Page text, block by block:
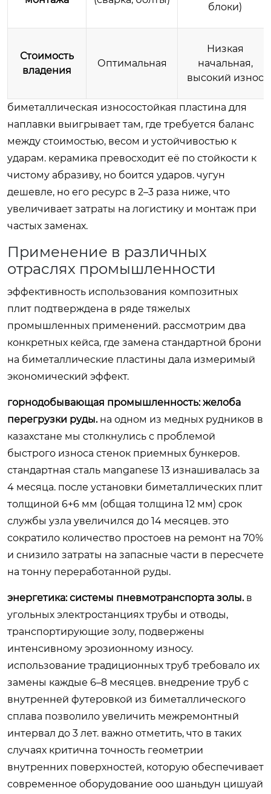
блоки)
Стоимость
владения
Оптимальная
Низкая
начальная,
высокий износ
биметаллическая износостойкая пластина для
наплавки выигрывает там, где требуется баланс
между стоимостью, весом и устойчивостью к
ударам. керамика превосходит её по стойкости к
чистому абразиву, но боится ударов. чугун
дешевле, но его ресурс в 2–3 раза ниже, что
увеличивает затраты на логистику и монтаж при
частых заменах.
Применение в различных
отраслях промышленности
эффективность использования композитных
плит подтверждена в ряде тяжелых
промышленных применений. рассмотрим два
конкретных кейса, где замена стандартной брони
на биметаллические пластины дала измеримый
экономический эффект.
горнодобывающая промышленность: желоба
перегрузки руды.на одном из медных рудников в
казахстане мы столкнулись с проблемой
быстрого износа стенок приемных бункеров.
стандартная сталь мanganese 13 изнашивалась за
4 месяца. после установки биметаллических плит
толщиной 6+6 мм (общая толщина 12 мм) срок
службы узла увеличился до 14 месяцев. это
сократило количество простоев на ремонт на 70%
и снизило затраты на запасные части в пересчете
на тонну переработанной руды.
энергетика: системы пневмотранспорта золы.в
угольных электростанциях трубы и отводы,
транспортирующие золу, подвержены
интенсивному эрозионному износу.
использование традиционных труб требовало их
замены каждые 6–8 месяцев. внедрение труб с
внутренней футеровкой из биметаллического
сплава позволило увеличить межремонтный
интервал до 3 лет. важно отметить, что в таких
случаях критична точность геометрии
внутренних поверхностей, которую обеспечивает
современное оборудование ооо шаньдун цишуай